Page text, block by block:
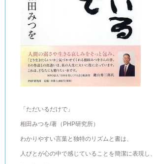
「ただいるだけで」
相田みつを/著（PHP研究所）
わかりやすい言葉と独特のリズムと書は、
人びとが心の中で感じていることを簡潔に表現し、